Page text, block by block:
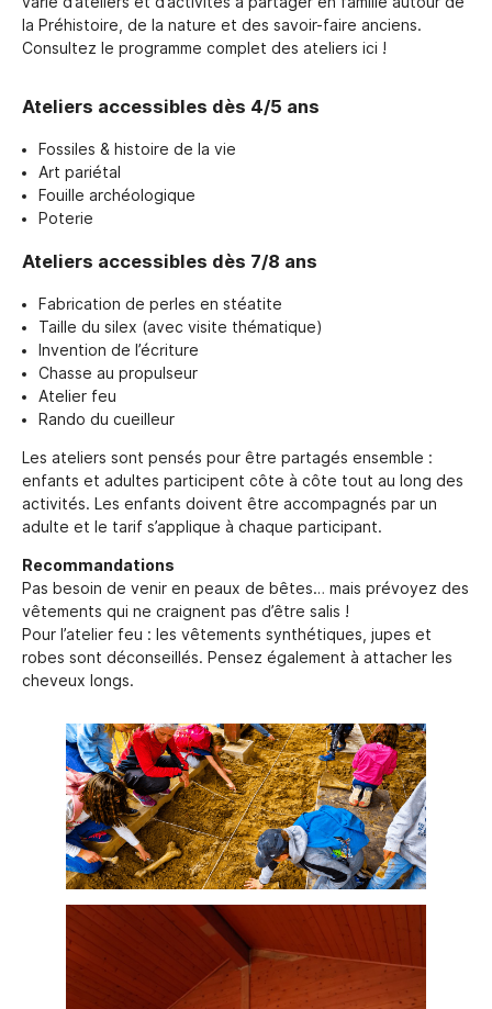
la Préhistoire, de la nature et des savoir-faire anciens.
Consultez le programme complet des ateliers ici !
Ateliers accessibles dès 4/5 ans
Fossiles & histoire de la vie
Art pariétal
Fouille archéologique
Poterie
Ateliers accessibles dès 7/8 ans
Fabrication de perles en stéatite
Taille du silex (avec visite thématique)
Invention de l’écriture
Chasse au propulseur
Atelier feu
Rando du cueilleur
Les ateliers sont pensés pour être partagés ensemble :
enfants et adultes participent côte à côte tout au long des
activités. Les enfants doivent être accompagnés par un
adulte et le tarif s’applique à chaque participant.
Recommandations
Pas besoin de venir en peaux de bêtes… mais prévoyez des
vêtements qui ne craignent pas d’être salis !
Pour l’atelier feu : les vêtements synthétiques, jupes et
robes sont déconseillés. Pensez également à attacher les
cheveux longs.